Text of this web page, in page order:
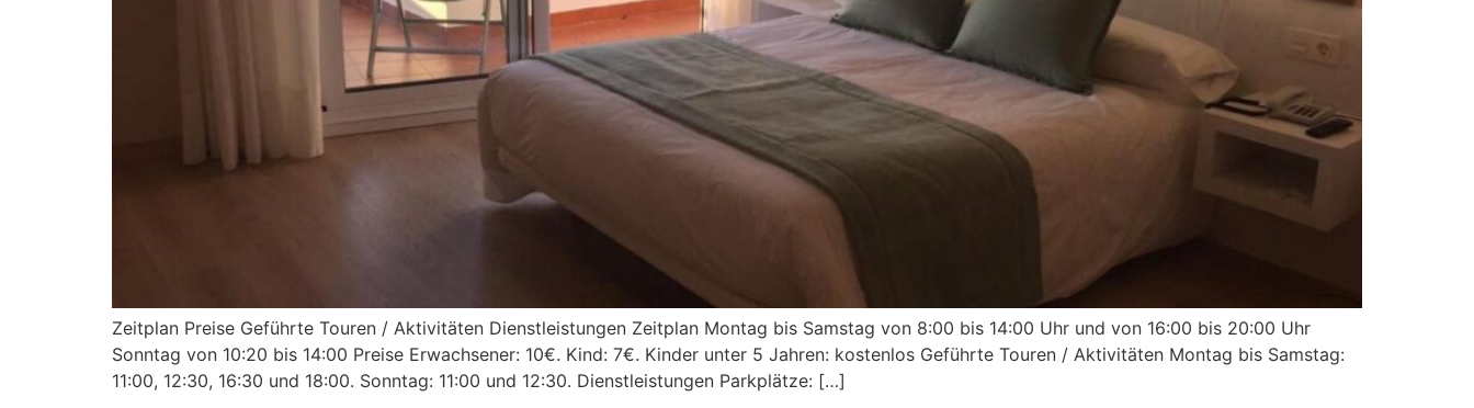
Zeitplan Preise Geführte Touren / Aktivitäten Dienstleistungen Zeitplan Montag bis Samstag von 8:00 bis 14:00 Uhr und von 16:00 bis 20:00 Uhr
Sonntag von 10:20 bis 14:00 Preise Erwachsener: 10€. Kind: 7€. Kinder unter 5 Jahren: kostenlos Geführte Touren / Aktivitäten Montag bis Samstag:
11:00, 12:30, 16:30 und 18:00. Sonntag: 11:00 und 12:30. Dienstleistungen Parkplätze: […]